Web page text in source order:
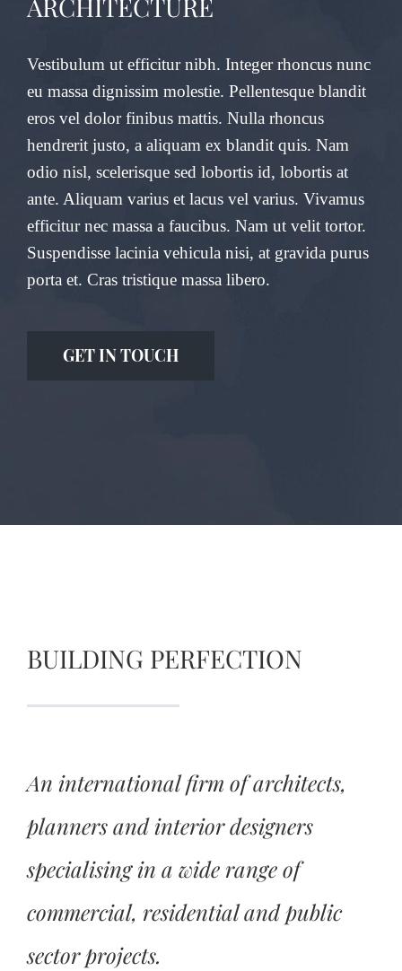
Vestibulum ut efficitur nibh. Integer rhoncus nunc
eu massa dignissim molestie. Pellentesque blandit
eros vel dolor finibus mattis. Nulla rhoncus
hendrerit justo, a aliquam ex blandit quis. Nam
odio nisl, scelerisque sed lobortis id, lobortis at
ante. Aliquam varius et lacus vel varius. Vivamus
efficitur nec massa a faucibus. Nam ut velit tortor.
Suspendisse lacinia vehicula nisi, at gravida purus
porta et. Cras tristique massa libero.
GET IN TOUCH
BUILDING PERFECTION
An international firm of architects,
planners and interior designers
specialising in a wide range of
commercial, residential and public
sector projects.